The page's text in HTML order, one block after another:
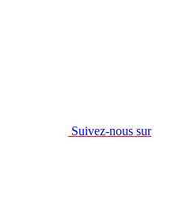
Suivez-nous sur